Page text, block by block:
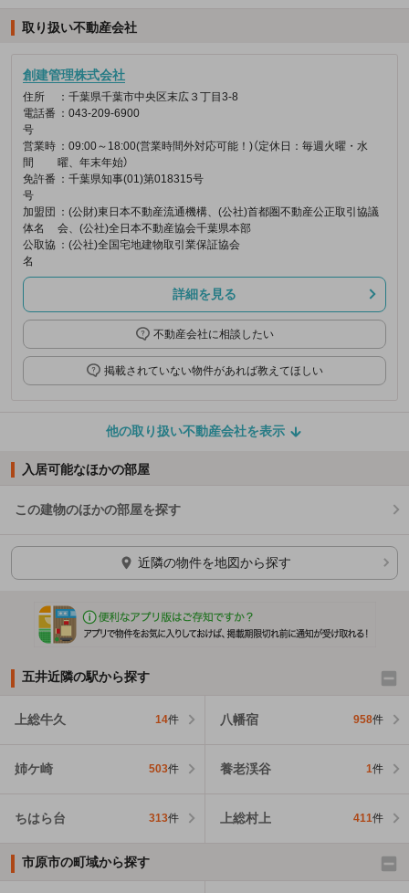
取り扱い不動産会社
創建管理株式会社
住所
：千葉県千葉市中央区末広３丁目3-8
電話番
号
：043-209-6900
営業時
間
：09:00～18:00(営業時間外対応可能！)（定休日：毎週火曜・水
曜、年末年始）
免許番
号
：千葉県知事(01)第018315号
加盟団
体名
：(公財)東日本不動産流通機構、(公社)首都圏不動産公正取引協議
会、(公社)全日本不動産協会千葉県本部
公取協
名
：(公社)全国宅地建物取引業保証協会
詳細を見る
不動産会社に相談したい
掲載されていない物件があれば教えてほしい
他の取り扱い不動産会社を表示
入居可能なほかの部屋
この建物のほかの部屋を探す
ほかの部屋を検索中…
近隣の物件を地図から探す
五井近隣の駅から探す
上総牛久 14件 八幡宿 958件
姉ケ崎 503件 養老渓谷 1件
ちはら台 313件 上総村上 411件
市原市の町域から探す